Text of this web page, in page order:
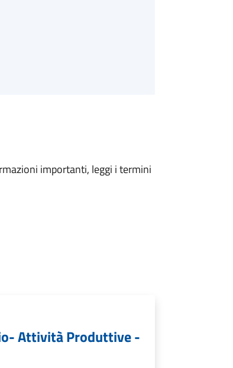
importanti, leggi i termini
Attività Produttive -